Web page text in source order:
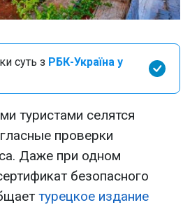
суть з РБК-Україна у
туристами селятся
проверки
Даже при одном
безопасного
турецкое издание